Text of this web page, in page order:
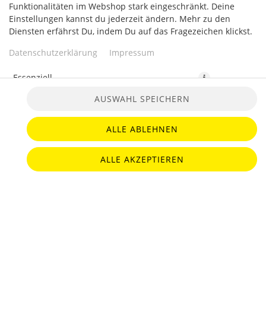
Funktionalitäten im Webshop stark eingeschränkt. Deine
Einstellungen kannst du jederzeit ändern. Mehr zu den
Diensten erfährst Du, indem Du auf das Fragezeichen klickst.
Datenschutzerklärung
Impressum
Essenziell
Statistiken
AUSWAHL SPEICHERN
ALLE ABLEHNEN
ALLE AKZEPTIEREN